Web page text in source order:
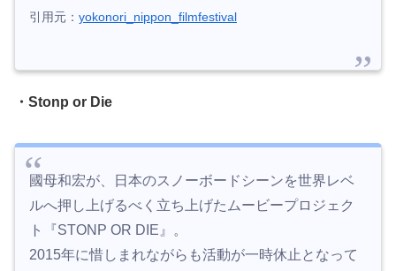
引用元： yokonori_nippon_filmfestival
・Stonp or Die
國母和宏が、日本のスノーボードシーンを世界レベ
ルへ押し上げるべく立ち上げたムービープロジェク
ト『STONP OR DIE』。
2015年に惜しまれながらも活動が一時休止となって